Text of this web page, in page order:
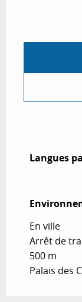
Langues
Langues
En ville
Arrêt de
500 m
Palais des